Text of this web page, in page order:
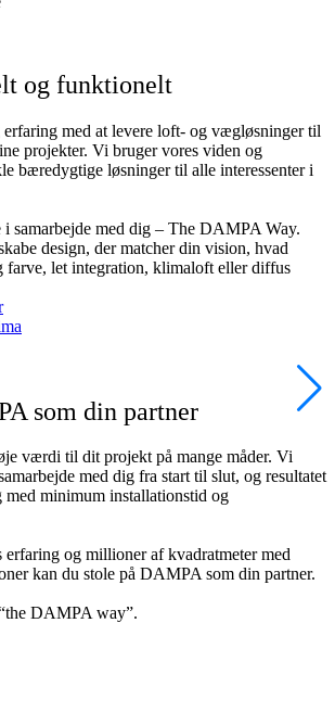
og funktionelt
erfaring med at levere loft- og vægløsninger til
projekter. Vi bruger vores viden og
bæredygtige løsninger til alle interessenter i
samarbejde med dig – The DAMPA Way.
design, der matcher din vision, hvad
farve, let integration, klimaloft eller diffus
som din partner
værdi til dit projekt på mange måder. Vi
med dig fra start til slut, og resultatet
med minimum installationstid og
erfaring og millioner af kvadratmeter med
kan du stole på DAMPA som din partner.
DAMPA way”.